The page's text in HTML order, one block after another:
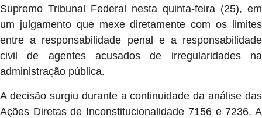
Supremo Tribunal Federal nesta quinta-feira (25), em
um julgamento que mexe diretamente com os limites
entre a responsabilidade penal e a responsabilidade
civil de agentes acusados de irregularidades na
administração pública.
A decisão surgiu durante a continuidade da análise das
Ações Diretas de Inconstitucionalidade 7156 e 7236. A